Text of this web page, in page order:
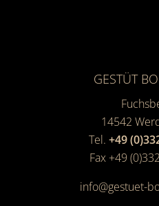
GESTÜT
14542
Tel. +49
Fax +49
info@gestuet-